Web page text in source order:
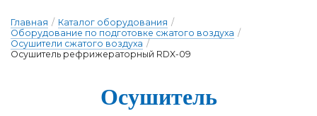
Главная / Каталог оборудования /
Оборудование по подготовке сжатого воздуха /
Осушители сжатого воздуха /
Осушитель рефрижераторный RDX-09
Осуши­тель